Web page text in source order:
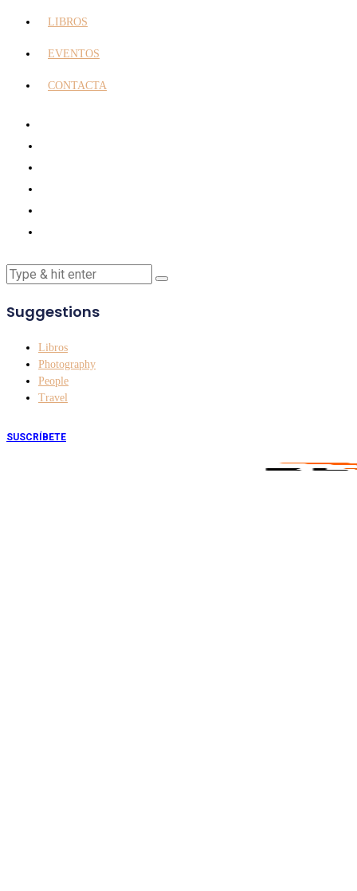
LIBROS
EVENTOS
CONTACTA
Suggestions
Libros
Photography
People
Travel
SUSCRÍBETE